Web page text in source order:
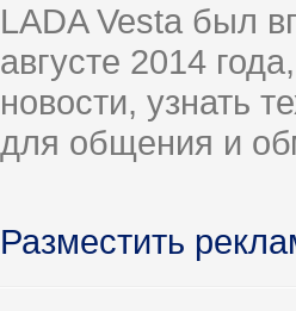
LADA Vesta был
августе 2014
новости, узнать
для общения и
Разместить